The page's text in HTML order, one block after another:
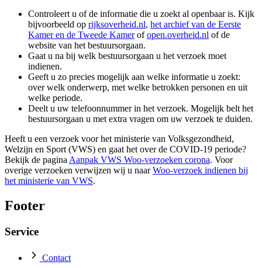
Controleert u of de informatie die u zoekt al openbaar is. Kijk
bijvoorbeeld op rijksoverheid.nl, het archief van de Eerste
Kamer en de Tweede Kamerofopen.overheid.nl of de
website van het bestuursorgaan.
Gaat u na bij welk bestuursorgaan u het verzoek moet
indienen.
Geeft u zo precies mogelijk aan welke informatie u zoekt:
over welk onderwerp, met welke betrokken personen en uit
welke periode.
Deelt u uw telefoonnummer in het verzoek. Mogelijk belt het
bestuursorgaan u met extra vragen om uw verzoek te duiden.
Heeft u een verzoek voor het ministerie van Volksgezondheid,
Welzijn en Sport (VWS) en gaat het over de COVID-19 periode?
Bekijk de pagina Aanpak VWS Woo-verzoeken corona. Voor
overige verzoeken verwijzen wij u naarWoo-verzoek indienen bij
het ministerie van VWS.
Footer
Service
Contact